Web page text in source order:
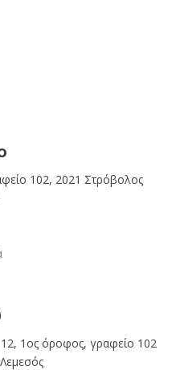
102, 2021 Στρόβολος
1ος όροφος, γραφείο 102